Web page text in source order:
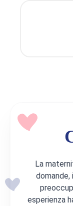
La
domande,
esperienza